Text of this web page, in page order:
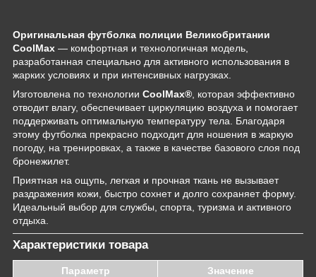
Оригинальная футболка полиции Великобритании
CoolMax — комфортная и технологичная модель,
разработанная специально для активного использования в
жарких условиях и при интенсивных нагрузках.
Изготовлена по технологии CoolMax® , которая эффективно
отводит влагу, обеспечивает циркуляцию воздуха и помогает
поддерживать оптимальную температуру тела. Благодаря
этому футболка прекрасно подходит для ношения в жаркую
погоду, на тренировках, а также в качестве базового слоя под
бронежилет.
Приятная на ощупь, легкая и прочная ткань не вызывает
раздражения кожи, быстро сохнет и долго сохраняет форму.
Идеальный выбор для службы, спорта, туризма и активного
отдыха.
Характеристики товара
Параметр
Значение